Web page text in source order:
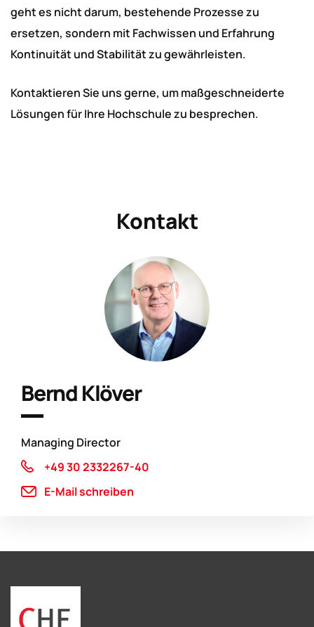
geht es nicht darum, bestehende Prozesse zu
ersetzen, sondern mit Fachwissen und Erfahrung
Kontinuität und Stabilität zu gewährleisten.
Kontaktieren Sie uns gerne, um maßgeschneiderte
Lösungen für Ihre Hochschule zu besprechen.
Kontakt
Bernd Klöver
Managing Director
+49 30 2332267-40
E-Mail schreiben